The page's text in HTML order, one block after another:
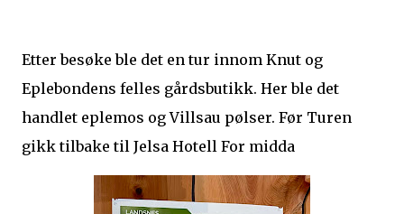
Etter besøke ble det en tur innom Knut og
Eplebondens felles gårdsbutikk. Her ble det
handlet eplemos og Villsau pølser. Før Turen
gikk tilbake til Jelsa Hotell For midda